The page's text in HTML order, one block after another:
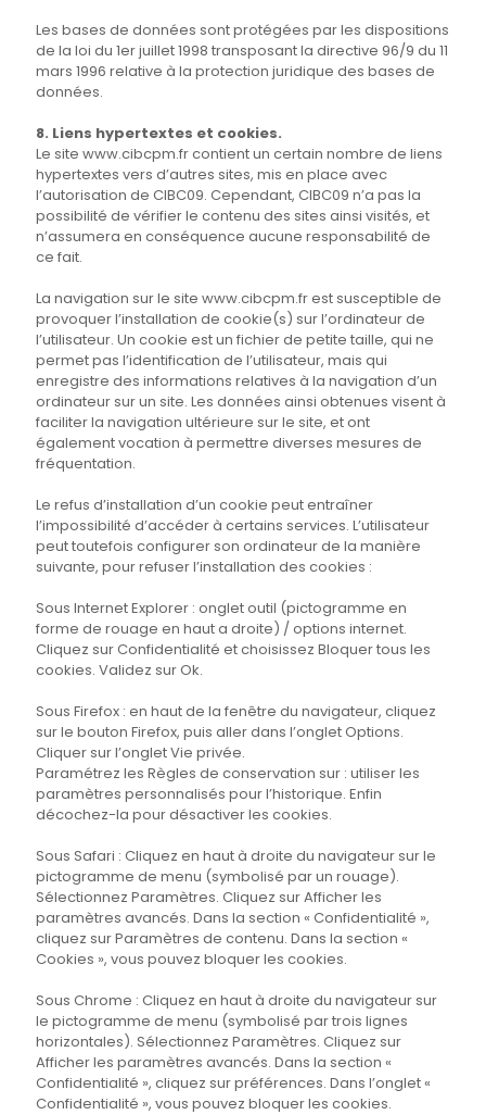
Les bases de données sont protégées par les dispositions
de la loi du 1er juillet 1998 transposant la directive 96/9 du 11
mars 1996 relative à la protection juridique des bases de
données.
8. Liens hypertextes et cookies.
Le site www.cibcpm.fr contient un certain nombre de liens
hypertextes vers d’autres sites, mis en place avec
l’autorisation de CIBC09. Cependant, CIBC09 n’a pas la
possibilité de vérifier le contenu des sites ainsi visités, et
n’assumera en conséquence aucune responsabilité de
ce fait.
La navigation sur le site www.cibcpm.fr est susceptible de
provoquer l’installation de cookie(s) sur l’ordinateur de
l’utilisateur. Un cookie est un fichier de petite taille, qui ne
permet pas l’identification de l’utilisateur, mais qui
enregistre des informations relatives à la navigation d’un
ordinateur sur un site. Les données ainsi obtenues visent à
faciliter la navigation ultérieure sur le site, et ont
également vocation à permettre diverses mesures de
fréquentation.
Le refus d’installation d’un cookie peut entraîner
l’impossibilité d’accéder à certains services. L’utilisateur
peut toutefois configurer son ordinateur de la manière
suivante, pour refuser l’installation des cookies :
Sous Internet Explorer : onglet outil (pictogramme en
forme de rouage en haut a droite) / options internet.
Cliquez sur Confidentialité et choisissez Bloquer tous les
cookies. Validez sur Ok.
Sous Firefox : en haut de la fenêtre du navigateur, cliquez
sur le bouton Firefox, puis aller dans l’onglet Options.
Cliquer sur l’onglet Vie privée.
Paramétrez les Règles de conservation sur : utiliser les
paramètres personnalisés pour l’historique. Enfin
décochez-la pour désactiver les cookies.
Sous Safari : Cliquez en haut à droite du navigateur sur le
pictogramme de menu (symbolisé par un rouage).
Sélectionnez Paramètres. Cliquez sur Afficher les
paramètres avancés. Dans la section « Confidentialité »,
cliquez sur Paramètres de contenu. Dans la section «
Cookies », vous pouvez bloquer les cookies.
Sous Chrome : Cliquez en haut à droite du navigateur sur
le pictogramme de menu (symbolisé par trois lignes
horizontales). Sélectionnez Paramètres. Cliquez sur
Afficher les paramètres avancés. Dans la section «
Confidentialité », cliquez sur préférences. Dans l’onglet «
Confidentialité », vous pouvez bloquer les cookies.